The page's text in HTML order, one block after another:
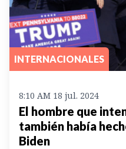
INTERNACIONALES
8:10 AM 18 jul. 2024
El hombre que
también había
Biden